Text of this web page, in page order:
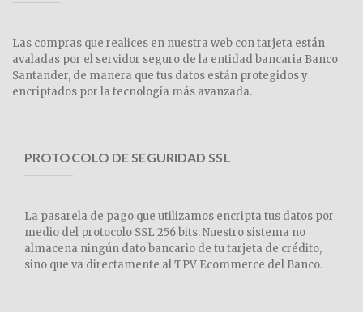
Las compras que realices en nuestra web con tarjeta están
avaladas por el servidor seguro de la entidad bancaria Banco
Santander, de manera que tus datos están protegidos y
encriptados por la tecnología más avanzada.
PROTOCOLO DE SEGURIDAD SSL
La pasarela de pago que utilizamos encripta tus datos por
medio del protocolo SSL 256 bits. Nuestro sistema no
almacena ningún dato bancario de tu tarjeta de crédito,
sino que va directamente al TPV Ecommerce del Banco.